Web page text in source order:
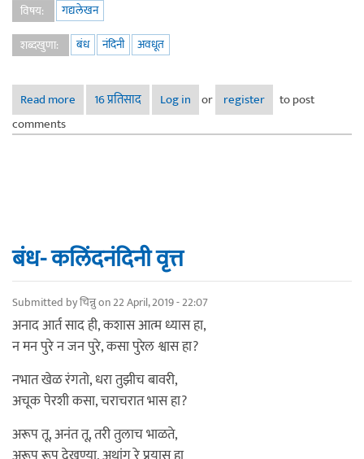
विषय:
गद्यलेखन
शब्दखुणा:
बंध नंदिनी अवधूत
Read more about बंध
16 प्रतिसाद Log in or register
to post
comments
बंध- कलिंदनंदिनी वृत्त
Submitted byचिन्नुon 22 April, 2019 - 22:07
अनाद आर्त साद ही, कशास आत्म ध्यास हा,
न मन पुरे न जन पुरे, कसा पुरेल श्वास हा?
नभात खेळ रंगतो, धरा तुझीच बावरी,
अचूक पेरशी कसा, चराचरात भास हा?
अरूप तू, अनंत तू, तरी तुलाच भाळते,